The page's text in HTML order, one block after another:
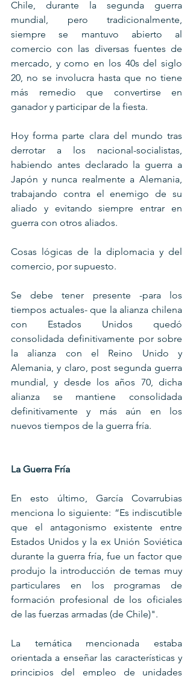
Chile, durante la segunda guerra
mundial, pero tradicionalmente,
siempre se mantuvo abierto al
comercio con las diversas fuentes de
mercado, y como en los 40s del siglo
20, no se involucra hasta que no tiene
más remedio que convertirse en
ganador y participar de la fiesta.
Hoy forma parte clara del mundo tras
derrotar a los nacional-socialistas,
habiendo antes declarado la guerra a
Japón y nunca realmente a Alemania,
trabajando contra el enemigo de su
aliado y evitando siempre entrar en
guerra con otros aliados.
Cosas lógicas de la diplomacia y del
comercio, por supuesto.
Se debe tener presente -para los
tiempos actuales- que la alianza chilena
con Estados Unidos quedó
consolidada definitivamente por sobre
la alianza con el Reino Unido y
Alemania, y claro, post segunda guerra
mundial, y desde los años 70, dicha
alianza se mantiene consolidada
definitivamente y más aún en los
nuevos tiempos de la guerra fría.
La Guerra Fría
En esto último, García Covarrubias
menciona lo siguiente: “Es indiscutible
que el antagonismo existente entre
Estados Unidos y la ex Unión Soviética
durante la guerra fría, fue un factor que
produjo la introducción de temas muy
particulares en los programas de
formación profesional de los oficiales
de las fuerzas armadas (de Chile)".
La temática mencionada estaba
orientada a enseñar las características y
principios del empleo de unidades